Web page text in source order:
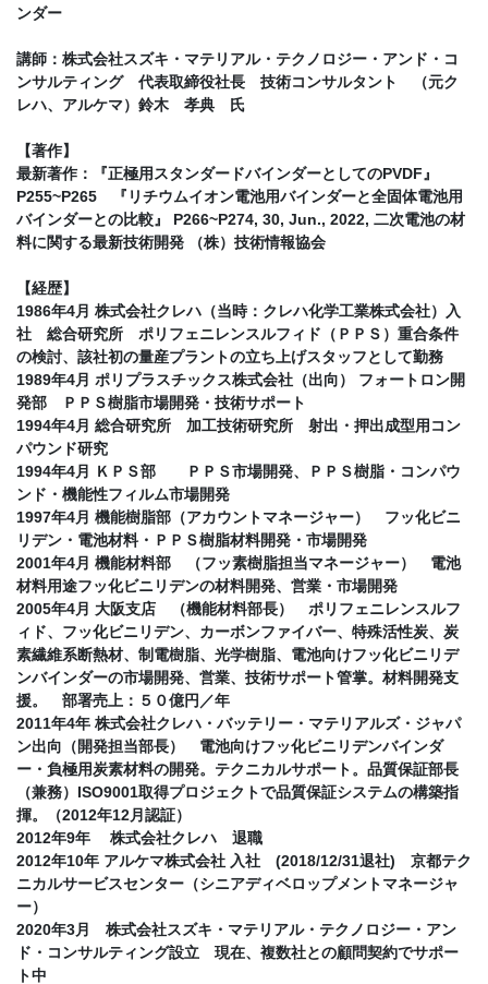
ンダー
講師：株式会社スズキ・マテリアル・テクノロジー・アンド・コ
ンサルティング 代表取締役社長 技術コンサルタント （元ク
レハ、アルケマ）鈴木 孝典 氏
【著作】
最新著作：『正極用スタンダードバインダーとしてのPVDF』
P255~P265 『リチウムイオン電池用バインダーと全固体電池用
バインダーとの比較』 P266~P274, 30, Jun., 2022, 二次電池の材
料に関する最新技術開発 （株）技術情報協会
【経歴】
1986年4月 株式会社クレハ（当時：クレハ化学工業株式会社）入
社 総合研究所 ポリフェニレンスルフィド（ＰＰＳ）重合条件
の検討、該社初の量産プラントの立ち上げスタッフとして勤務
1989年4月 ポリプラスチックス株式会社（出向） フォートロン開
発部 ＰＰＳ樹脂市場開発・技術サポート
1994年4月 総合研究所 加工技術研究所 射出・押出成型用コン
パウンド研究
1994年4月 ＫＰＳ部 ＰＰＳ市場開発、ＰＰＳ樹脂・コンパウ
ンド・機能性フィルム市場開発
1997年4月 機能樹脂部（アカウントマネージャー） フッ化ビニ
リデン・電池材料・ＰＰＳ樹脂材料開発・市場開発
2001年4月 機能材料部 （フッ素樹脂担当マネージャー） 電池
材料用途フッ化ビニリデンの材料開発、営業・市場開発
2005年4月 大阪支店 （機能材料部長） ポリフェニレンスルフ
ィド、フッ化ビニリデン、カーボンファイバー、特殊活性炭、炭
素繊維系断熱材、制電樹脂、光学樹脂、電池向けフッ化ビニリデ
ンバインダーの市場開発、営業、技術サポート管掌。材料開発支
援。 部署売上：５０億円／年
2011年4年 株式会社クレハ・バッテリー・マテリアルズ・ジャパ
ン出向（開発担当部長） 電池向けフッ化ビニリデンバインダ
ー・負極用炭素材料の開発。テクニカルサポート。品質保証部長
（兼務）ISO9001取得プロジェクトで品質保証システムの構築指
揮。（2012年12月認証）
2012年9年 株式会社クレハ 退職
2012年10年 アルケマ株式会社 入社 (2018/12/31退社) 京都テク
ニカルサービスセンター（シニアディベロップメントマネージャ
ー）
2020年3月 株式会社スズキ・マテリアル・テクノロジー・アン
ド・コンサルティング設立 現在、複数社との顧問契約でサポー
ト中